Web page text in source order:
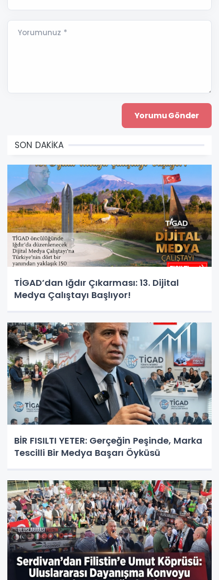
Yorumunuz *
SON DAKİKA
TİGAD’dan Iğdır Çıkarması: 13. Dijital
Medya Çalıştayı Başlıyor!
BİR FISILTI YETER: Gerçeğin Peşinde, Marka
Tescilli Bir Medya Başarı Öyküsü